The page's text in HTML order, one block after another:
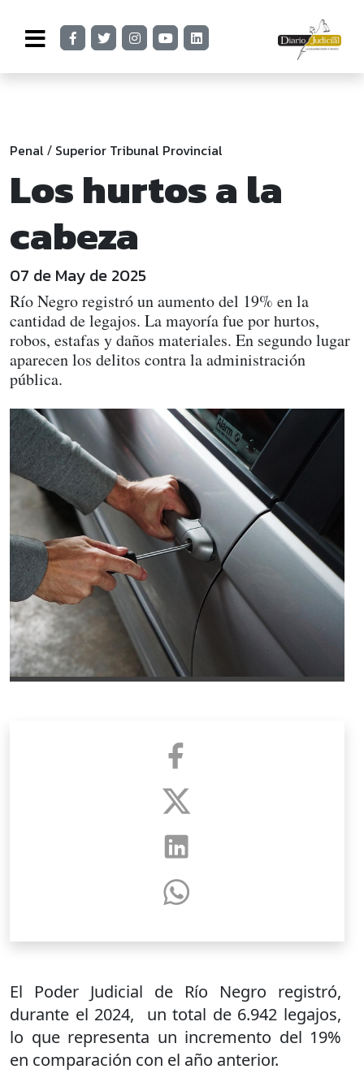
Penal/ Superior Tribunal Provincial
Los hurtos a la
cabeza
07 de May de 2025
Río Negro registró un aumento del 19% en la
cantidad de legajos. La mayoría fue por hurtos,
robos, estafas y daños materiales. En segundo lugar
aparecen los delitos contra la administración
pública.
El Poder Judicial de Río Negro registró,
durante el 2024, un total de 6.942 legajos,
lo que representa un incremento del 19%
en comparación con el año anterior.